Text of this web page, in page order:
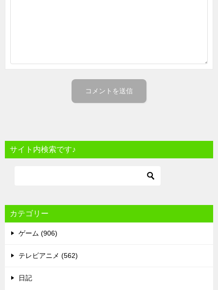
サイト内検索です♪
カテゴリー
ゲーム (906)
テレビアニメ (562)
日記